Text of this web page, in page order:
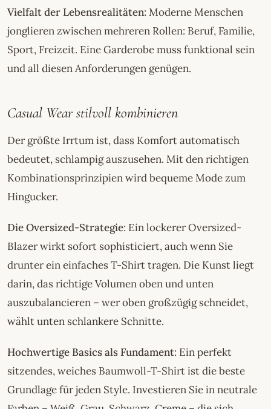
Vielfalt der Lebensrealitäten: Moderne Menschen
jonglieren zwischen mehreren Rollen: Beruf, Familie,
Sport, Freizeit. Eine Garderobe muss funktional sein
und all diesen Anforderungen genügen.
Casual Wear stilvoll kombinieren
Der größte Irrtum ist, dass Komfort automatisch
bedeutet, schlampig auszusehen. Mit den richtigen
Kombinationsprinzipien wird bequeme Mode zum
Hingucker.
Die Oversized-Strategie: Ein lockerer Oversized-
Blazer wirkt sofort sophisticiert, auch wenn Sie
drunter ein einfaches T-Shirt tragen. Die Kunst liegt
darin, das richtige Volumen oben und unten
auszubalancieren – wer oben großzügig schneidet,
wählt unten schlankere Schnitte.
Hochwertige Basics als Fundament: Ein perfekt
sitzendes, weiches Baumwoll-T-Shirt ist die beste
Grundlage für jeden Style. Investieren Sie in neutrale